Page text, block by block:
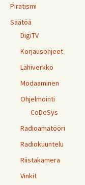
Piratismi
Säätöä
DigiTV
Korjausohjeet
Lähiverkko
Modaaminen
Ohjelmointi
CoDeSys
Radioamatööri
Radiokuuntelu
Riistakamera
Vinkit